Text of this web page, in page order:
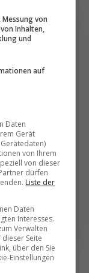
in
oder
Wahl.
von
Inhalten,
und
auf
Daten
Gerät
von Ihrem
von dieser
dürfen
Liste der
Daten
Interesses.
Verwalten
Seite
über den Sie
Einstellungen